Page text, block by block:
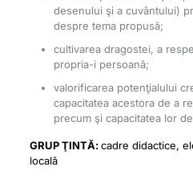
desenului şi a cuvântului)
despre tema propusă;
cultivarea dragostei, a
propria-i persoană;
valorificarea potenţialului
capacitatea acestora de a
precum şi capacitatea lor
GRUP ŢINTĂ:cadre didactice,
locală